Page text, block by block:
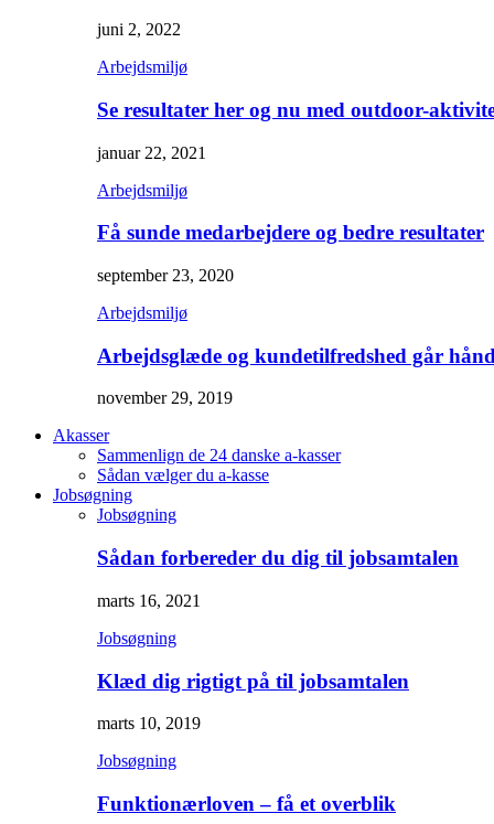
juni 2, 2022
Arbejdsmiljø
Se resultater her og nu med outdoor-
januar 22, 2021
Arbejdsmiljø
Få sunde medarbejdere og bedre resultater
september 23, 2020
Arbejdsmiljø
Arbejdsglæde og kundetilfredshed går
november 29, 2019
Akasser
Sammenlign de 24 danske a-kasser
Sådan vælger du a-kasse
Jobsøgning
Jobsøgning
Sådan forbereder du dig til jobsamtalen
marts 16, 2021
Jobsøgning
Klæd dig rigtigt på til jobsamtalen
marts 10, 2019
Jobsøgning
Funktionærloven – få et overblik